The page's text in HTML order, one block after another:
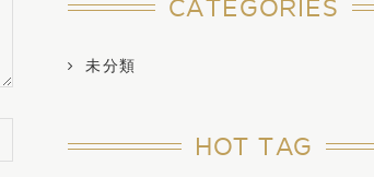
CATEGORIES
未分類
HOT TAG